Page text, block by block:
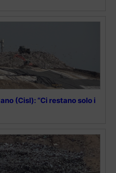
(Cisl): “Ci restano solo i